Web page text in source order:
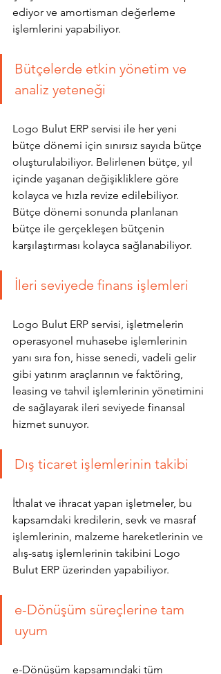
ediyor ve amortisman değerleme
işlemlerini yapabiliyor.
Bütçelerde etkin yönetim ve
analiz yeteneği
Logo Bulut ERP servisi ile her yeni
bütçe dönemi için sınırsız sayıda bütçe
oluşturulabiliyor. Belirlenen bütçe, yıl
içinde yaşanan değişikliklere göre
kolayca ve hızla revize edilebiliyor.
Bütçe dönemi sonunda planlanan
bütçe ile gerçekleşen bütçenin
karşılaştırması kolayca sağlanabiliyor.
İleri seviyede finans işlemleri
Logo Bulut ERP servisi, işletmelerin
operasyonel muhasebe işlemlerinin
yanı sıra fon, hisse senedi, vadeli gelir
gibi yatırım araçlarının ve faktöring,
leasing ve tahvil işlemlerinin yönetimini
de sağlayarak ileri seviyede finansal
hizmet sunuyor.
Dış ticaret işlemlerinin takibi
İthalat ve ihracat yapan işletmeler, bu
kapsamdaki kredilerin, sevk ve masraf
işlemlerinin, malzeme hareketlerinin ve
alış-satış işlemlerinin takibini Logo
Bulut ERP üzerinden yapabiliyor.
e-Dönüşüm süreçlerine tam
uyum
e-Dönüşüm kapsamındaki tüm